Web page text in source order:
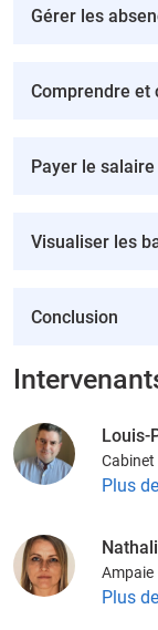
Gérer les
Comprendre et
Payer le salaire
Visualiser les
Conclusion
Louis-
Cabinet
Plus
Ampaie
Plus